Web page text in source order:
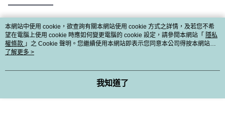
熱門標籤
本網站中使用 cookie，欲查詢有關本網站使用 cookie 方式之詳情，及若您不希
望在電腦上使用 cookie 時應如何變更電腦的 cookie 設定，請參閱本網站「 隱私
權條款 」之 Cookie 聲明。您繼續使用本網站即表示您同意本公司得按本網站使
用條款之 Cookie 聲明使用 cookie。
了解更多 >
我知道了